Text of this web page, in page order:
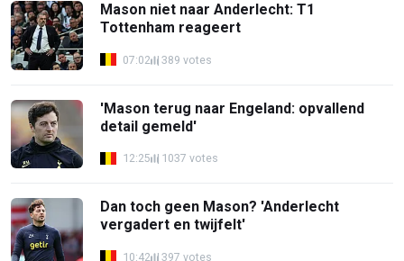
Mason niet naar Anderlecht: T1
Tottenham reageert
07:02 389 votes
'Mason terug naar Engeland: opvallend
detail gemeld'
12:25 1037 votes
Dan toch geen Mason? 'Anderlecht
vergadert en twijfelt'
10:42 397 votes